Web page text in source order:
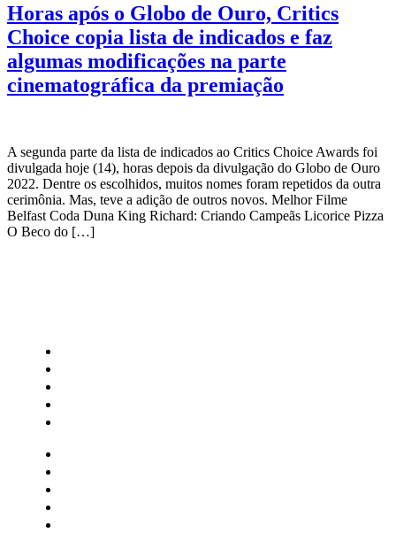
Horas após o Globo de Ouro, Critics
Choice copia lista de indicados e faz
algumas modificações na parte
cinematográfica da premiação
A segunda parte da lista de indicados ao Critics Choice Awards foi
divulgada hoje (14), horas depois da divulgação do Globo de Ouro
2022. Dentre os escolhidos, muitos nomes foram repetidos da outra
cerimônia. Mas, teve a adição de outros novos. Melhor Filme
Belfast Coda Duna King Richard: Criando Campeãs Licorice Pizza
O Beco do […]